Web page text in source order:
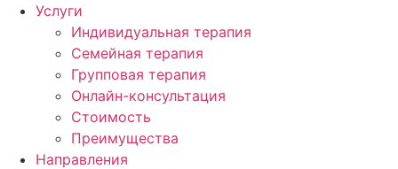
Услуги
Индивидуальная терапия
Семейная терапия
Групповая терапия
Онлайн-консультация
Стоимость
Преимущества
Направления